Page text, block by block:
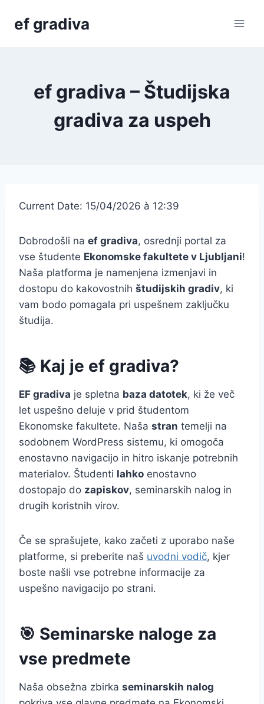
ef gradiva
ef gradiva – Študijska
gradiva za uspeh
Current Date: 15/04/2026 à 12:39
Dobrodošli na ef gradiva, osrednji portal za
vse študente Ekonomske fakultete v Ljubljani!
Naša platforma je namenjena izmenjavi in
dostopu do kakovostnih študijskih gradiv, ki
vam bodo pomagala pri uspešnem zaključku
študija.
📚 Kaj je ef gradiva?
EF gradiva je spletna baza datotek, ki že več
let uspešno deluje v prid študentom
Ekonomske fakultete. Naša stran temelji na
sodobnem WordPress sistemu, ki omogoča
enostavno navigacijo in hitro iskanje potrebnih
materialov. Študenti lahko enostavno
dostopajo do zapiskov, seminarskih nalog in
drugih koristnih virov.
Če se sprašujete, kako začeti z uporabo naše
platforme, si preberite naš uvodni vodič, kjer
boste našli vse potrebne informacije za
uspešno navigacijo po strani.
🎯 Seminarske naloge za
vse predmete
Naša obsežna zbirka seminarskih nalog